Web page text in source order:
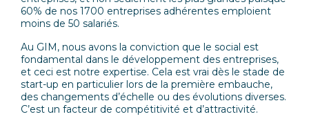
60% de nos 1700 entreprises adhérentes emploient
moins de 50 salariés.
Au GIM, nous avons la conviction que le social est
fondamental dans le développement des entreprises,
et ceci est notre expertise. Cela est vrai dès le stade de
start-up en particulier lors de la première embauche,
des changements d’échelle ou des évolutions diverses.
C’est un facteur de compétitivité et d’attractivité.